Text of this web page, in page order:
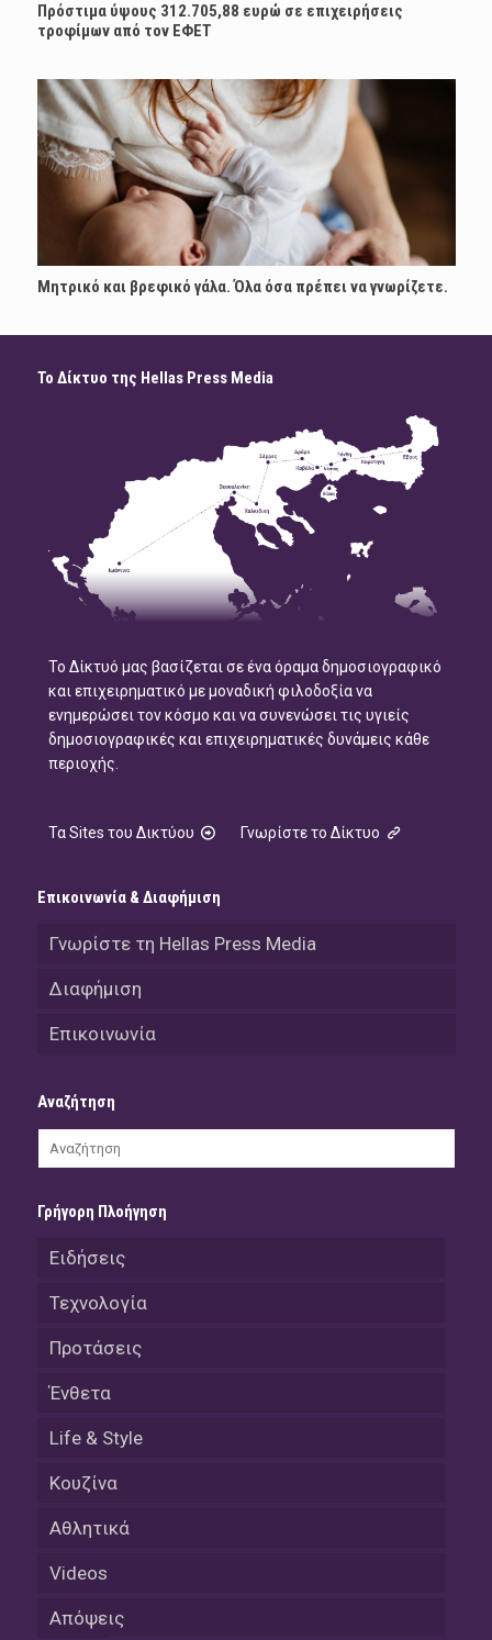
Πρόστιμα ύψους 312.705,88 ευρώ σε επιχειρήσεις
τροφίμων από τον ΕΦΕΤ
Μητρικό και βρεφικό γάλα. Όλα όσα πρέπει να γνωρίζετε.
Το Δίκτυο της Hellas Press Media
Το Δίκτυό μας βασίζεται σε ένα όραμα δημοσιογραφικό
και επιχειρηματικό με μοναδική φιλοδοξία να
ενημερώσει τον κόσμο και να συνενώσει τις υγιείς
δημοσιογραφικές και επιχειρηματικές δυνάμεις κάθε
περιοχής.
Τα Sites του Δικτύου Γνωρίστε το Δίκτυο
Επικοινωνία & Διαφήμιση
Γνωρίστε τη Hellas Press Media
Διαφήμιση
Επικοινωνία
Αναζήτηση
Γρήγορη Πλοήγηση
Ειδήσεις
Τεχνολογία
Προτάσεις
Ένθετα
Life & Style
Κουζίνα
Αθλητικά
Videos
Απόψεις